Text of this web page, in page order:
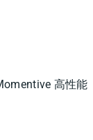
高性能